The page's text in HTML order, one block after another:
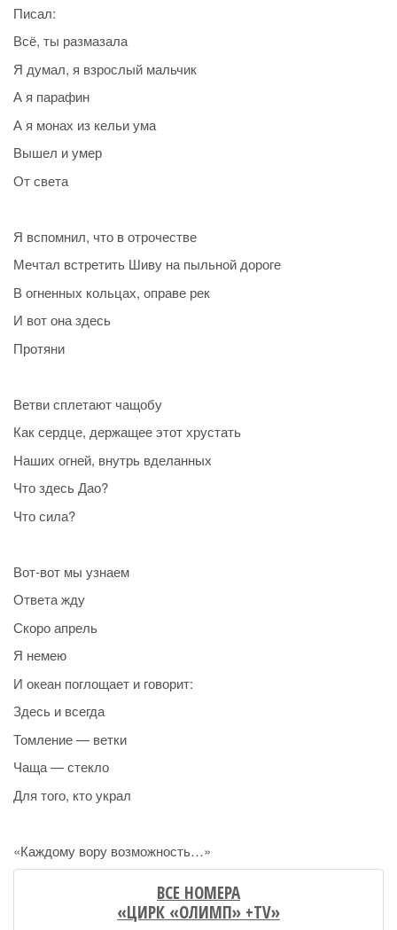
Писал:
Всё, ты размазала
Я думал, я взрослый мальчик
А я парафин
А я монах из кельи ума
Вышел и умер
От света
Я вспомнил, что в отрочестве
Мечтал встретить Шиву на пыльной дороге
В огненных кольцах, оправе рек
И вот она здесь
Протяни
Ветви сплетают чащобу
Как сердце, держащее этот хрустать
Наших огней, внутрь вделанных
Что здесь Дао?
Что сила?
Вот-вот мы узнаем
Ответа жду
Скоро апрель
Я немею
И океан поглощает и говорит:
Здесь и всегда
Томление — ветки
Чаща — стекло
Для того, кто украл
«Каждому вору возможность…»
ВСЕ НОМЕРА
«ЦИРК «ОЛИМП» +TV»